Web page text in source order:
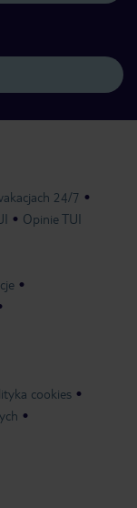
24/7
Opinie TUI
cookies